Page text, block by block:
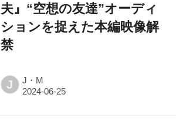
夫』“空想の友達”オーディ
ションを捉えた本編映像解
禁
J J・M